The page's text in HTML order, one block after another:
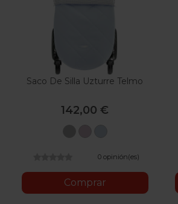
Saco De Silla Uzturre Telmo
142,00 €
0 opinión(es)
Comprar